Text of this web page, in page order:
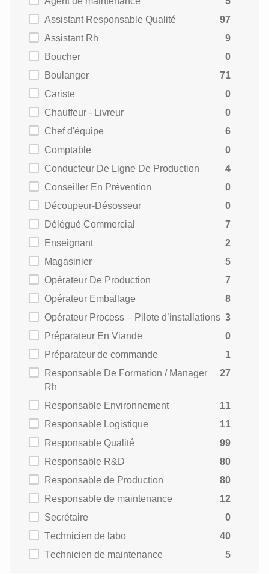
Assistant Responsable Qualité
97
Assistant Rh
9
Boucher
0
Boulanger
71
Cariste
0
Chauffeur - Livreur
0
Chef d'équipe
6
Comptable
0
Conducteur De Ligne De Production
4
Conseiller En Prévention
0
Découpeur-Désosseur
0
Délégué Commercial
7
Enseignant
2
Magasinier
5
Opérateur De Production
7
Opérateur Emballage
8
Opérateur Process – Pilote d’installations 3
Préparateur En Viande
0
Préparateur de commande
1
Responsable De Formation / Manager
Rh
27
Responsable Environnement
11
Responsable Logistique
11
Responsable Qualité
99
Responsable R&D
80
Responsable de Production
80
Responsable de maintenance
12
Secrétaire
0
Technicien de labo
40
Technicien de maintenance
5